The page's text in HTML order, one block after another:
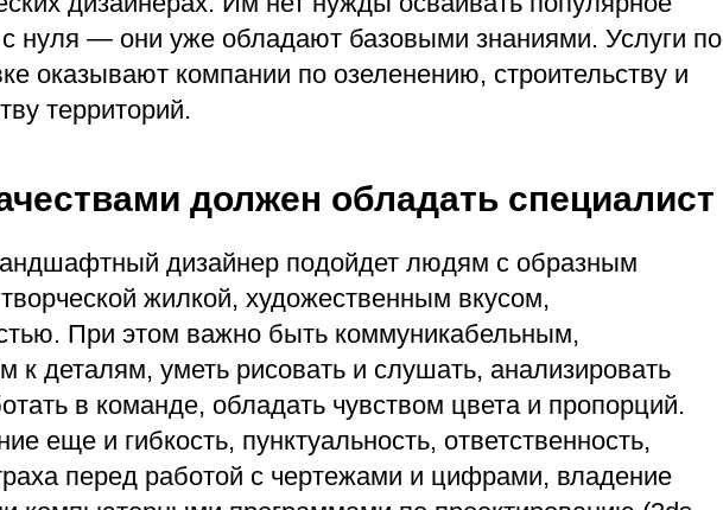
нуля — они уже обладают базовыми знаниями. Услуги по
оказывают компании по озеленению, строительству и
территорий.
должен обладать специалист
дизайнер подойдет людям с образным
жилкой, художественным вкусом,
При этом важно быть коммуникабельным,
к деталям, уметь рисовать и слушать, анализировать
в команде, обладать чувством цвета и пропорций.
еще и гибкость, пунктуальность, ответственность,
перед работой с чертежами и цифрами, владение